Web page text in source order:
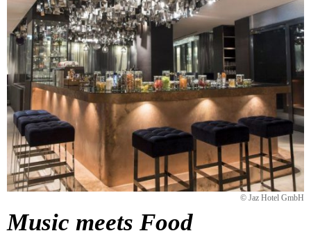
© Jaz Hotel GmbH
Music meets Food